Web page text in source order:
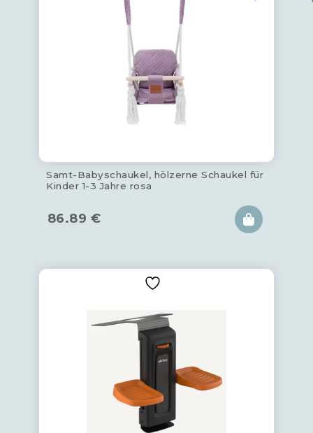
Samt-Babyschaukel, hölzerne Schaukel für
Kinder 1-3 Jahre rosa
86.89 €